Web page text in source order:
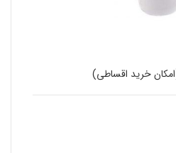
خرید اقساطی)